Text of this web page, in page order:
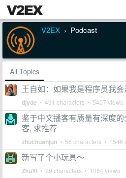
V2EX › Podcast
All Topics
王自如：如果我是程序员我
djyde • 491 characters • 5407 views
鉴于中文播客有质量有深度
客, 求推荐
zhuchuanjun • 56 characters • 1546
新写了个小玩具～
ZhuYl • 29 characters • 1064 views